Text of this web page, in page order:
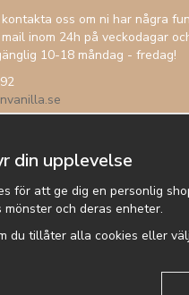
oss om ni har några
inom 24h på veckodagar
10-18 måndag - fredag!
din upplevelse
för att ge dig en personlig
mönster och deras enheter.
du tillåter alla cookies eller